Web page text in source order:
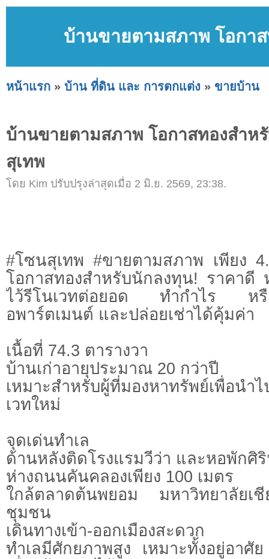
บ้านขายตามสภาพ โอกา
หน้าแรก » บ้าน ที่ดิน และ การตกแต่ง » ขายบ้าน
บ้านขายตามสภาพ โอกาสทองสำห
สุเทพ
โดย Kim ปรับปรุงล่าสุดเมื่อ 2 มิ.ย. 2569, 23:38.
#โซนสุเทพ #ขายตามสภาพ เพียง
โอกาสทองสำหรับนักลงทุน! ราคาดี
ไว้รีโนเวทต่อยอด ทำกำไร หรื
อพาร์ตเมนต์ และปล่อยเช่าได้คุ้มค่า
เนื้อที่ 74.3 ตารางวา
บ้านเก่าอายุประมาณ 20 กว่าปี
เหมาะสำหรับผู้ที่มองหาทรัพย์เพื่อนำ
เวทใหม่
จุดเด่นทำเล
ด้านหลังติดโรงแรมวีว่า และหอพักศิ
ห่างถนนคันคลองเพียง 100 เมตร
ใกล้ตลาดต้นพยอม มหาวิทยาลัยเ
ชุมชน
เดินทางเข้า-ออกเมืองสะดวก
ทำเลมีศักยภาพสูง เหมาะทั้งอยู่อา